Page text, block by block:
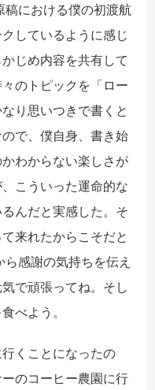
における僕の初渡航
しているように感じ
じめ内容を共有して
のトピックを「ロー
り思いつきで書くと
で、僕自身、書き始
わからない楽しさが
こういった運命的な
んだと実感した。そ
来れたからこそだと
感謝の気持ちを伝え
で頑張ってね。そし
べよう。
くことになったの
のコーヒー農園に行